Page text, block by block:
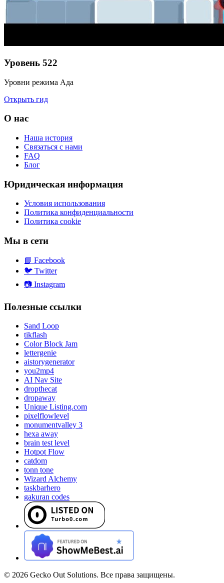
Уровень 522
Уровни режима Ада
Открыть гид
О нас
Наша история
Связаться с нами
FAQ
Блог
Юридическая информация
Условия использования
Политика конфиденциальности
Политика cookie
Мы в сети
📘 Facebook
🐦 Twitter
📷 Instagram
Полезные ссылки
Sand Loop
tikflash
Color Block Jam
lettergenie
aistorygenerator
you2mp4
AI Nav Site
dropthecat
dropaway
Unique Listing.com
pixelflowlevel
monumentvalley 3
hexa away
brain test level
Hotpot Flow
catdom
tonn tone
Wizard Alchemy
taskbarhero
gakuran codes
© 2026 Gecko Out Solutions. Все права защищены.